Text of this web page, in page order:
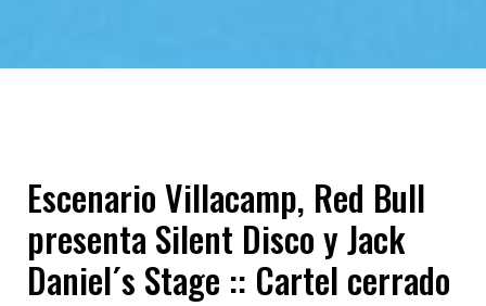
Escenario Villacamp, Red Bull
presenta Silent Disco y Jack
Daniel´s Stage :: Cartel cerrado